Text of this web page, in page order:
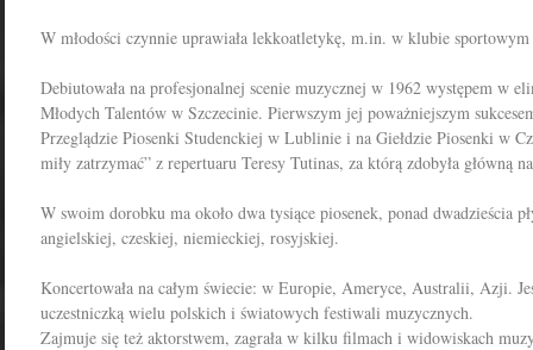
W młodości czynnie uprawiała lekkoatletykę, m.in. w klubie
Debiutowała na profesjonalnej scenie muzycznej w 1962 występem w
Młodych Talentów w Szczecinie. Pierwszym jej poważniejszym
Przeglądzie Piosenki Studenckiej w Lublinie i na Giełdzie Piosenki w
miły zatrzymać” z repertuaru Teresy Tutinas, za którą zdobyła główną
W swoim dorobku ma około dwa tysiące piosenek, ponad dwadzieścia
angielskiej, czeskiej, niemieckiej, rosyjskiej.
Koncertowała na całym świecie: w Europie, Ameryce, Australii, Azji.
uczestniczką wielu polskich i światowych festiwali muzycznych.
Zajmuje się też aktorstwem, zagrała w kilku filmach i widowiskach